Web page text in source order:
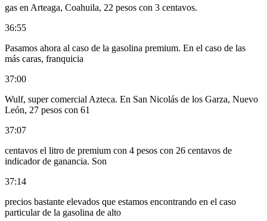
gas en Arteaga, Coahuila, 22 pesos con 3 centavos.
36:55
Pasamos ahora al caso de la gasolina premium. En el caso de las
más caras, franquicia
37:00
Wulf, super comercial Azteca. En San Nicolás de los Garza, Nuevo
León, 27 pesos con 61
37:07
centavos el litro de premium con 4 pesos con 26 centavos de
indicador de ganancia. Son
37:14
precios bastante elevados que estamos encontrando en el caso
particular de la gasolina de alto